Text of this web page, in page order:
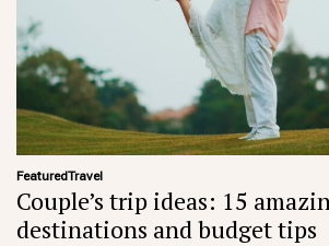
FeaturedTravel
Couple’s trip ideas: 15
destinations and budget tips